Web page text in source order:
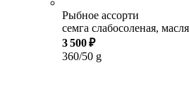
Рыбное ассорти
семга слабосоленая,
3 500 ₽
360/50 g